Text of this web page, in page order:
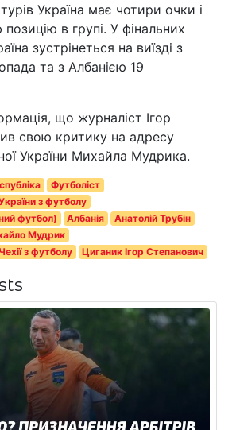
Україна має чотири очки і
в групі. У фінальних
зустрінеться на виїзді з
та з Албанією 19
що журналіст Ігор
свою критику на адресу
України Михайла Мудрика.
Футболіст
з футболу
футбол)
Албанія
Анатолій Трубін
Мудрик
з футболу
Циганик Ігор Степанович